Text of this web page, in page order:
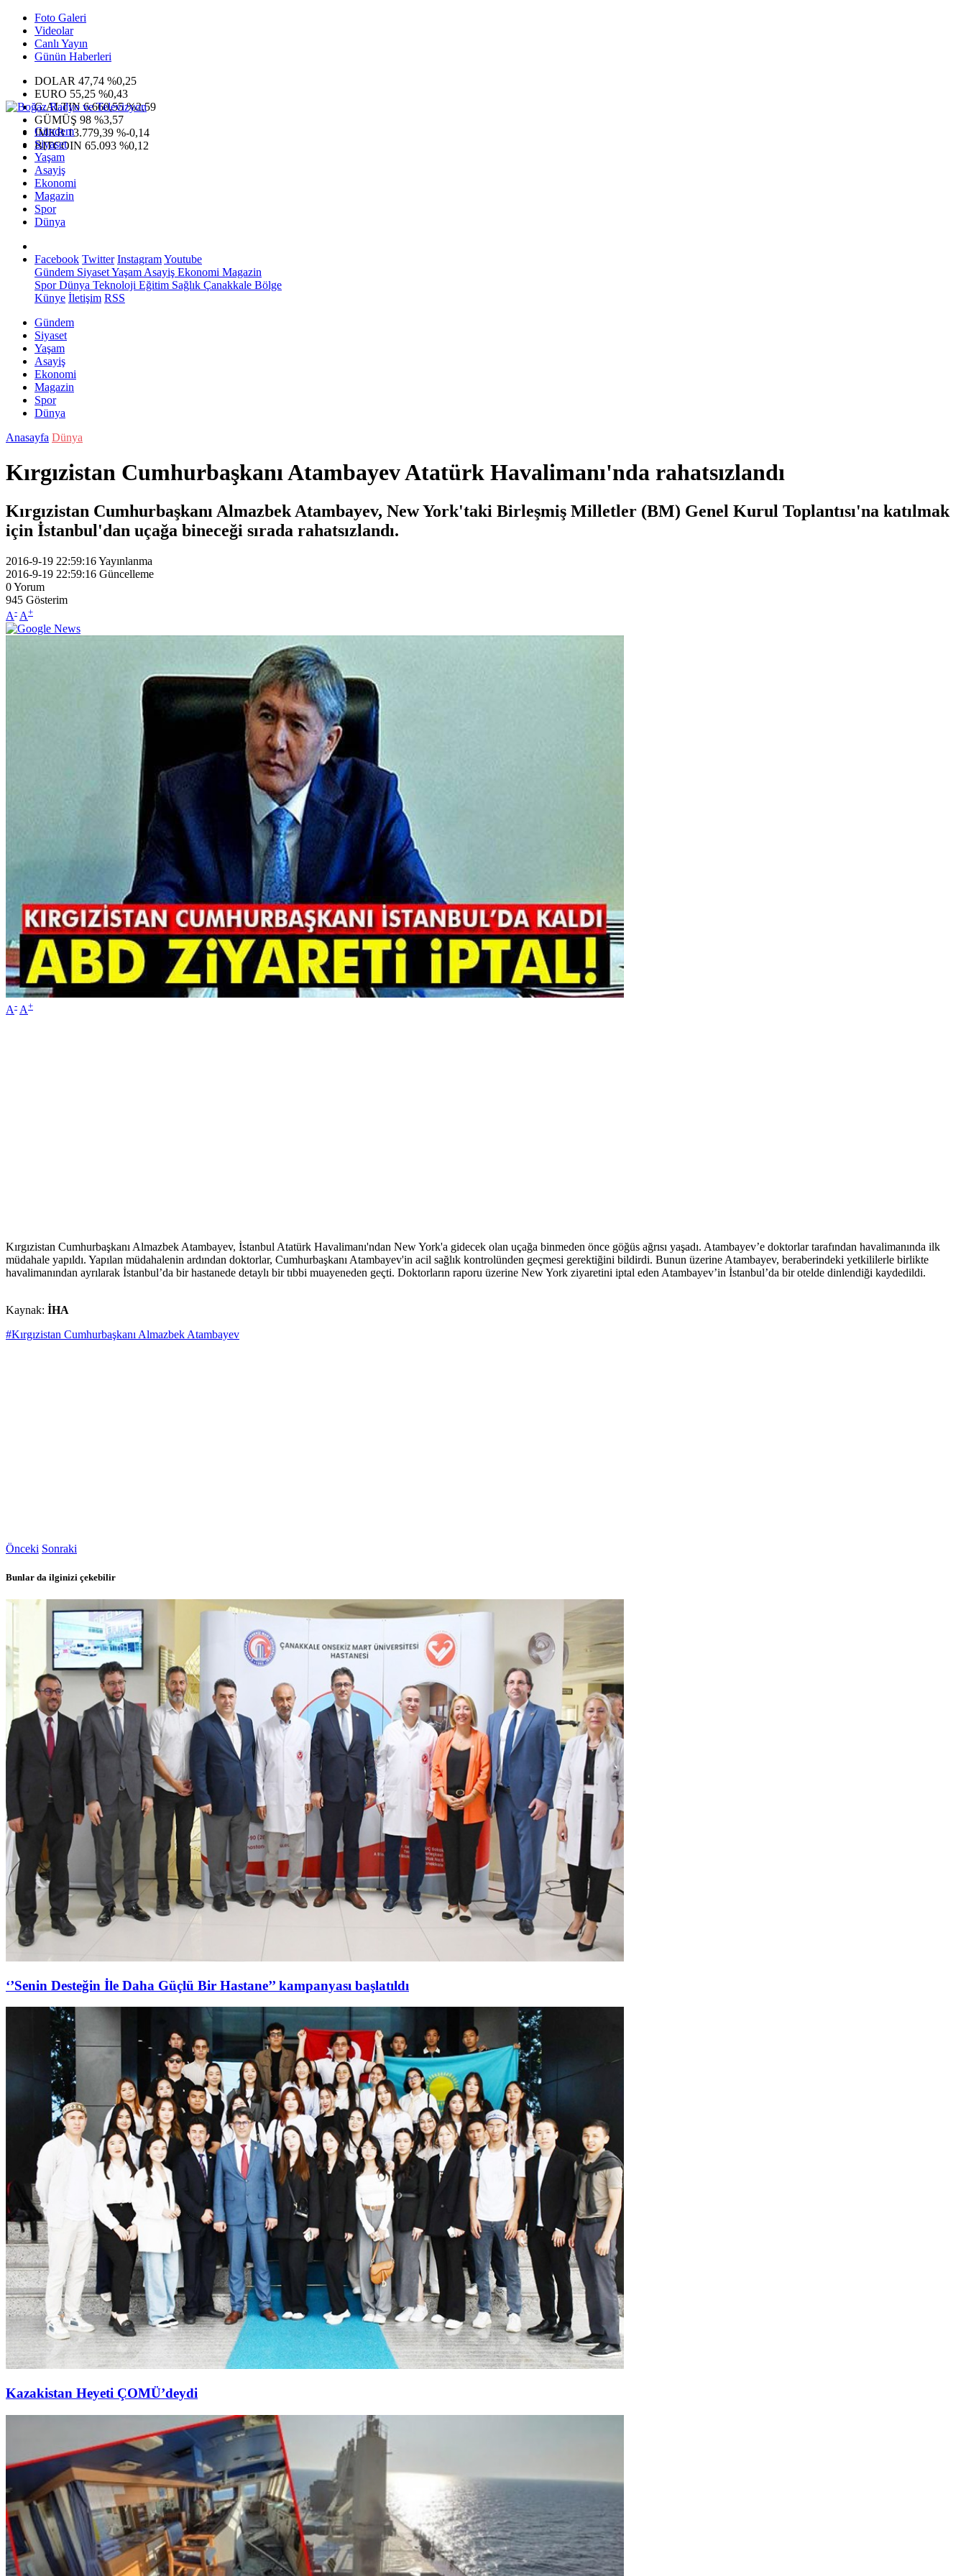
Foto Galeri
Videolar
Canlı Yayın
Günün Haberleri
DOLAR 47,74 %0,25
EURO 55,25 %0,43
G.ALTIN6.660,55 %2,59
GÜMÜŞ 98 %3,57
IMKB13.779,39 %-0,14
BITCOIN 65.093 %0,12
Gündem
Siyaset
Yaşam
Asayiş
Ekonomi
Magazin
Spor
Dünya
Facebook Twitter InstagramYoutube
Gündem SiyasetYaşam Asayiş Ekonomi Magazin
SporDünya Teknoloji Eğitim Sağlık Çanakkale Bölge
Künye İletişim RSS
Gündem
Siyaset
Yaşam
Asayiş
Ekonomi
Magazin
Spor
Dünya
Anasayfa Dünya
Kırgızistan Cumhurbaşkanı Atambayev Atatürk Havalimanı'nda rahatsızlandı
Kırgızistan Cumhurbaşkanı Almazbek Atambayev, New York'taki Birleşmiş Milletler (BM) Genel Kurul Toplantısı'na katılmak
için İstanbul'dan uçağa bineceği sırada rahatsızlandı.
2016-9-19 22:59:16Yayınlanma
2016-9-19 22:59:16 Güncelleme
0Yorum
945 Gösterim
A- A+
A- A+
Kırgızistan Cumhurbaşkanı Almazbek Atambayev, İstanbul Atatürk Havalimanı'ndan New York'a gidecek olan uçağa binmeden önce göğüs ağrısı yaşadı. Atambayev’e doktorlar tarafından havalimanında ilk
müdahale yapıldı. Yapılan müdahalenin ardından doktorlar, Cumhurbaşkanı Atambayev'in acil sağlık kontrolünden geçmesi gerektiğini bildirdi. Bunun üzerine Atambayev, beraberindeki yetkililerle birlikte
havalimanından ayrılarak İstanbul’da bir hastanede detaylı bir tıbbi muayeneden geçti. Doktorların raporu üzerine New York ziyaretini iptal eden Atambayev’in İstanbul’da bir otelde dinlendiği kaydedildi.
Kaynak: İHA
#Kırgızistan Cumhurbaşkanı Almazbek Atambayev
Önceki Sonraki
Bunlar da ilginizi çekebilir
‘’Senin Desteğin İle Daha Güçlü Bir Hastane’’ kampanyası başlatıldı
Kazakistan Heyeti ÇOMÜ’deydi